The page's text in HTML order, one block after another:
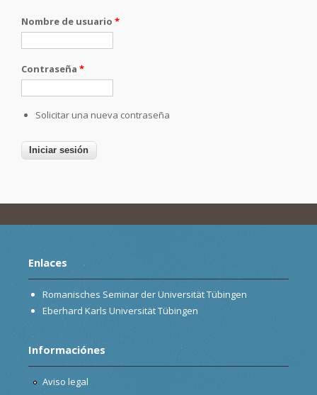
Nombre de usuario *
Contraseña *
Solicitar una nueva contraseña
Enlaces
Romanisches Seminar der Universität Tübingen
Eberhard Karls Universität Tübingen
Informaciónes
Aviso legal